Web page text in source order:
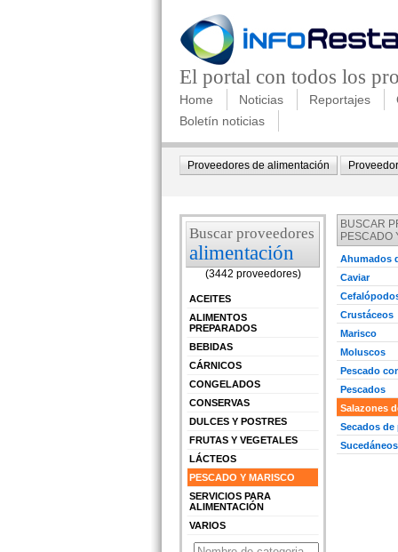
El portal con todos los
Home Noticias Reportajes
Boletín noticias
Proveedores de alimentación
Buscar proveedores
alimentación
(3442 proveedores)
ACEITES
ALIMENTOS
PREPARADOS
BEBIDAS
CÁRNICOS
CONGELADOS
CONSERVAS
DULCES Y POSTRES
FRUTAS Y VEGETALES
LÁCTEOS
PESCADO Y MARISCO
SERVICIOS PARA
ALIMENTACIÓN
VARIOS
BUSCAR
PESCADO
Ahumados
Caviar
Crustáceos
Marisco
Moluscos
Pescado
Pescados
Salazones
Secados de